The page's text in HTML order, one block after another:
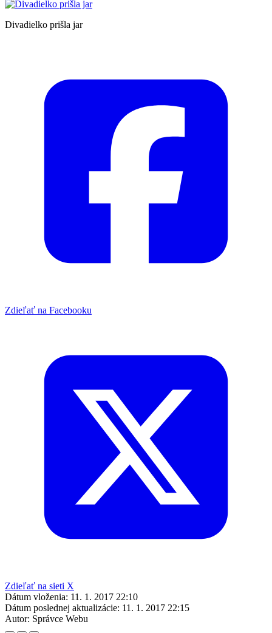
Divadielko prišla jar
Zdieľať na Facebooku
Zdieľať na sieti X
Dátum vloženia: 11. 1. 2017 22:10
Dátum poslednej aktualizácie: 11. 1. 2017 22:15
Autor: Správce Webu